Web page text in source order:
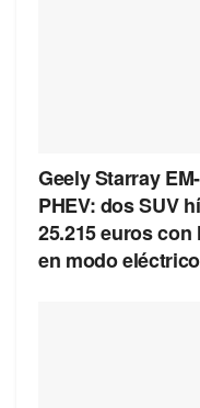
Geely Starray
PHEV: dos SUV
25.215 euros
en modo eléctrico